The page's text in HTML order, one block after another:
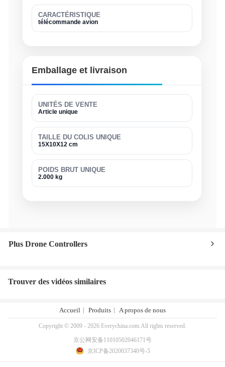
CARACTÉRISTIQUE
télécommande avion
Emballage et livraison
UNITÉS DE VENTE
Article unique
TAILLE DU COLIS UNIQUE
15X10X12 cm
POIDS BRUT UNIQUE
2.000 kg
Plus Drone Controllers
Trouver des vidéos similaires
Accueil Produits A propos de nous
Copyright © 2009 - 2026 Everychina.com.All rights reserved.
京公网安备11010502046171号
京ICP备2020037340号-5